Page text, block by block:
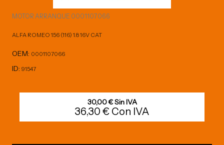
MOTOR ARRANQUE 0001107066
ALFA ROMEO 156 (116) 1.8 16V CAT
OEM: 0001107066
ID: 91547
30,00 € Sin IVA
36,30 € Con IVA